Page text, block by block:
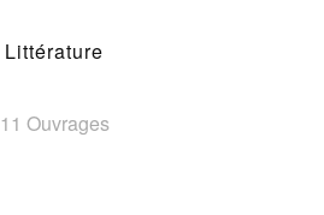
Littérature
11 Ouvrages